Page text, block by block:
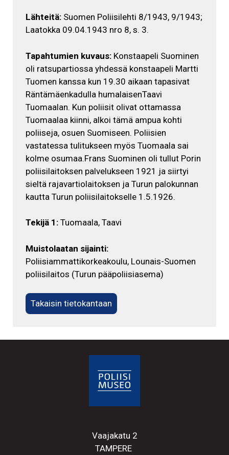
Lähteitä: Suomen Poliisilehti 8/1943, 9/1943;
Laatokka 09.04.1943 nro 8, s. 3.
Tapahtumien kuvaus: Konstaapeli Suominen
oli ratsupartiossa yhdessä konstaapeli Martti
Tuomen kanssa kun 19.30 aikaan tapasivat
Räntämäenkadulla humalaisenTaavi
Tuomaalan. Kun poliisit olivat ottamassa
Tuomaalaa kiinni, alkoi tämä ampua kohti
poliiseja, osuen Suomiseen. Poliisien
vastatessa tulitukseen myös Tuomaala sai
kolme osumaa.Frans Suominen oli tullut Porin
poliisilaitoksen palvelukseen 1921 ja siirtyi
sieltä rajavartiolaitoksen ja Turun palokunnan
kautta Turun poliisilaitokselle 1.5.1926.
Tekijä 1: Tuomaala, Taavi
Muistolaatan sijainti:
Poliisiammattikorkeakoulu, Lounais-Suomen
poliisilaitos (Turun pääpoliisiasema)
Takaisin tietokantaan
Vaajakatu 2
TAMPERE